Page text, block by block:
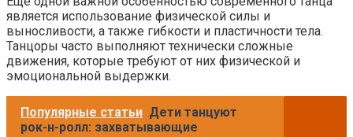
является использование физической силы и
выносливости, а также гибкости и пластичности тела.
Танцоры часто выполняют технически сложные
движения, которые требуют от них физической и
эмоциональной выдержки.
Популярные статьи Дети танцуют
рок-н-ролл: захватывающие